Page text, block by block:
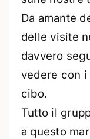
Da amante
delle visite
davvero
vedere con i
cibo.
Tutto il
a questo